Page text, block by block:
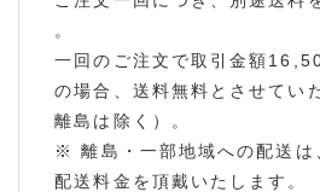
。
一回のご注文で取引金額
の場合、送料無料とさせてい
離島は除く）。
※ 離島・一部地域への配送は
配送料金を頂戴いたします。